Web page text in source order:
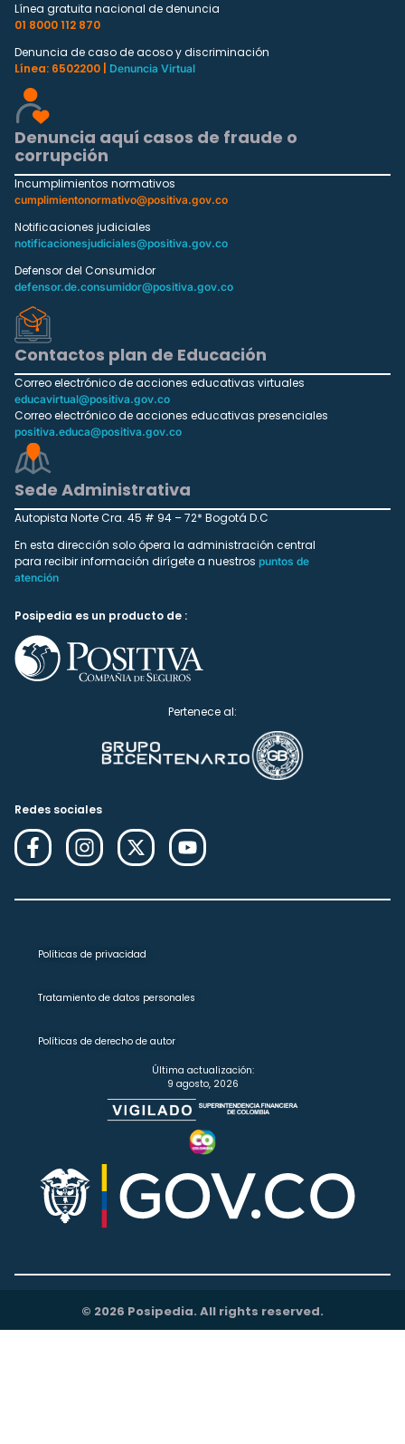
Línea gratuita nacional de denuncia
01 8000 112 870
Denuncia de caso de acoso y discriminación
Línea: 6502200 |
Denuncia Virtual
Denuncia aquí casos de fraude o
corrupción
Incumplimientos normativos
cumplimientonormativo@positiva.gov.co
Notificaciones judiciales
notificacionesjudiciales@positiva.gov.co
Defensor del Consumidor
defensor.de.consumidor@positiva.gov.co
Contactos plan de Educación
Correo electrónico de acciones educativas virtuales
educavirtual@positiva.gov.co
Correo electrónico de acciones educativas presenciales
positiva.educa@positiva.gov.co
Sede Administrativa
Autopista Norte Cra. 45 # 94 – 72* Bogotá D.C
En esta dirección solo ópera la administración central
para recibir información dirígete a nuestros puntos de
atención
Posipedia es un producto de :
Pertenece al:
Redes sociales
Políticas de privacidad
Tratamiento de datos personales
Políticas de derecho de autor
Última actualización:
9 agosto, 2026
© 2026 Posipedia. All rights reserved.